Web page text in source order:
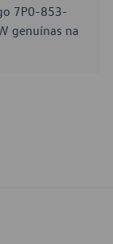
7P0-853-
genuínas na